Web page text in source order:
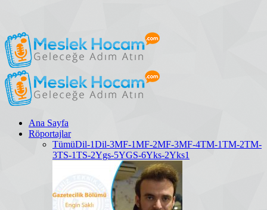
Ana Sayfa
Röportajlar
TümüDil-1Dil-3MF-1MF-2MF-3MF-4TM-1TM-2TM-
3TS-1TS-2Ygs-5YGS-6Yks-2Yks1